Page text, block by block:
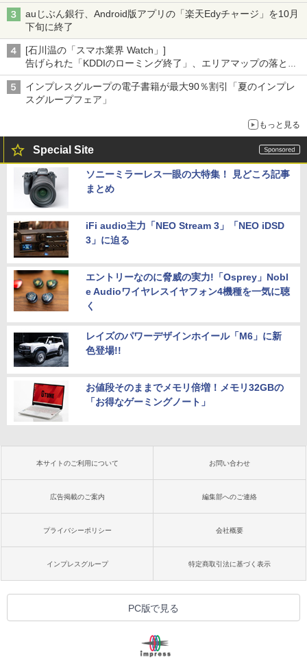
auじぶん銀行、Android版アプリの「楽天Edyチャージ」を10月
下旬に終了
[石川温の「スマホ業界 Watch」]
告げられた「KDDIのローミング終了」、エリアマップの落とし
穴と楽天モバイルの課題
インプレスグループの電子書籍が最大90％割引「夏のインプレ
スグループフェア」
もっと見る
Special Site
ソニーミラーレス一眼の大特集！ 見どころ記事
まとめ
iFi audio主力「NEO Stream 3」「NEO iDSD
3」に迫る
エントリーなのに脅威の実力!「Osprey」Nobl
e Audioワイヤレスイヤフォン4機種を一気に聴
く
レイズのパワーデザインホイール「M6」に新
色登場!!
お値段そのままでメモリ倍増！メモリ32GBの
「お得なゲーミングノート」
本サイトのご利用について お問い合わせ
広告掲載のご案内 編集部へのご連絡
プライバシーポリシー 会社概要
インプレスグループ 特定商取引法に基づく表示
PC版で見る